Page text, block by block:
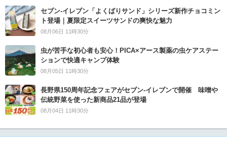
セブン‐イレブン「よくばりサンド」シリーズ新作チョコミン
ト登場｜夏限定スイーツサンドの爽快な魅力
08月06日 11時30分
虫が苦手な初心者も安心！PICA×アース製薬の虫ケアステー
ションで快適キャンプ体験
08月05日 11時30分
長野県150周年記念フェアがセブン-イレブンで開催 味噌や
伝統野菜を使った新商品21品が登場
08月04日 11時30分